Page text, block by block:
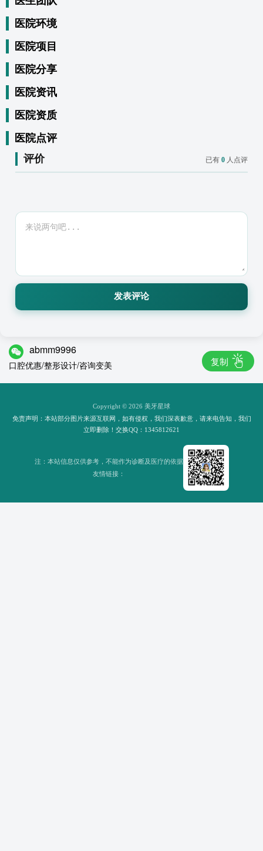
医院环境
医院项目
医院分享
医院资讯
医院资质
医院点评
评价
已有 0 人点评
发表评论
abmm9996
口腔优惠/整形设计/咨询变美 复制
Copyright © 2026 美牙星球
免责声明：本站部分图片来源互联网，如有侵权，我们深表歉意，请来电告知，我们
立即删除！交换QQ：1345812621
注：本站信息仅供参考，不能作为诊断及医疗的依据
友情链接：